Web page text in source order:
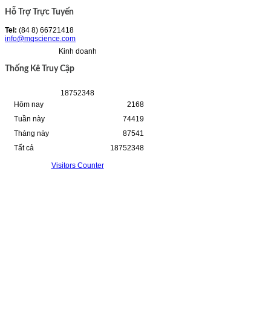
Hỗ Trợ Trực Tuyến
Tel: (84 8) 66721418
info@mqscience.com
Kinh doanh
Thống Kê Truy Cập
18752348
Hôm nay
Tuần này
Tháng này
Tất cả
2168
74419
87541
18752348
Visitors Counter